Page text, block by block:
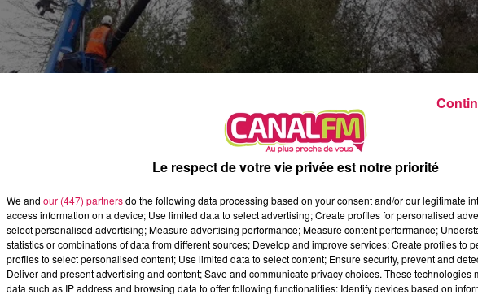
la nuit de vendredi à samedi ont provoqué quelques dégâts en
arbres sont tombés sur des lignes moyennes tensions, dans le
Aymeries, privant d’électricité plusieurs dizaines de foyers situés
Le respect de votre vie privée est notre priorité
We and our (447) partnersdo the following data processing based on your consent and/or our legitimate
access information on a device; Use limited data to select advertising; Create profiles for personalised
select personalised advertising; Measure advertising performance; Measure content performance;
statistics or combinations of data from different sources; Develop and improve services; Create profiles to
profiles to select personalised content; Use limited data to select content; Ensure security, prevent and
Deliver and present advertising and content; Save and communicate privacy choices. These technologies
data such as IP address and browsing data to offer following functionalities: Identify devices based on